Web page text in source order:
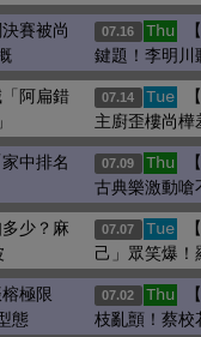
賽被尚
07.16 Thu
鍵題！李明川
阿扁錯
07.14 Tue
主廚歪樓尚
中排名
07.09 Thu
古典樂激動嗆
少？麻
07.07 Tue
己」眾笑爆！
極限
態
07.02 Thu
枝亂顫！蔡校